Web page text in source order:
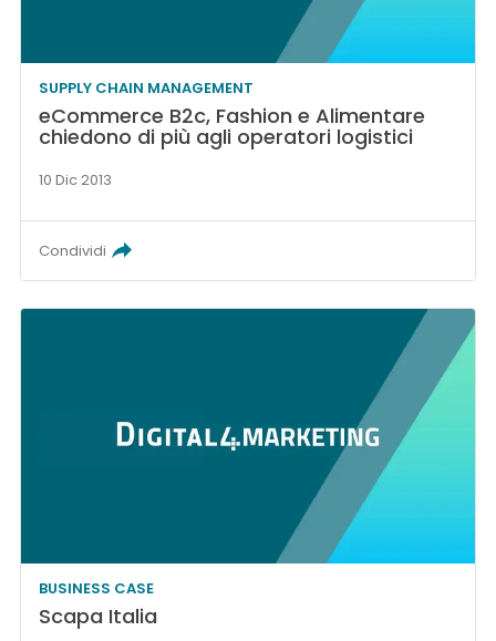
SUPPLY CHAIN MANAGEMENT
eCommerce B2c, Fashion e Alimentare
chiedono di più agli operatori logistici
10 Dic 2013
Condividi
BUSINESS CASE
Scapa Italia